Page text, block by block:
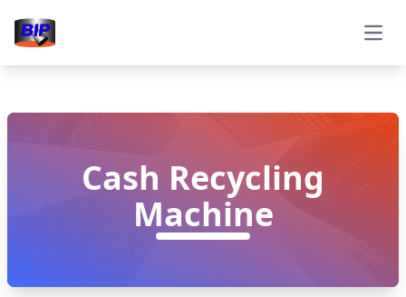
Cash Recycling
Machine